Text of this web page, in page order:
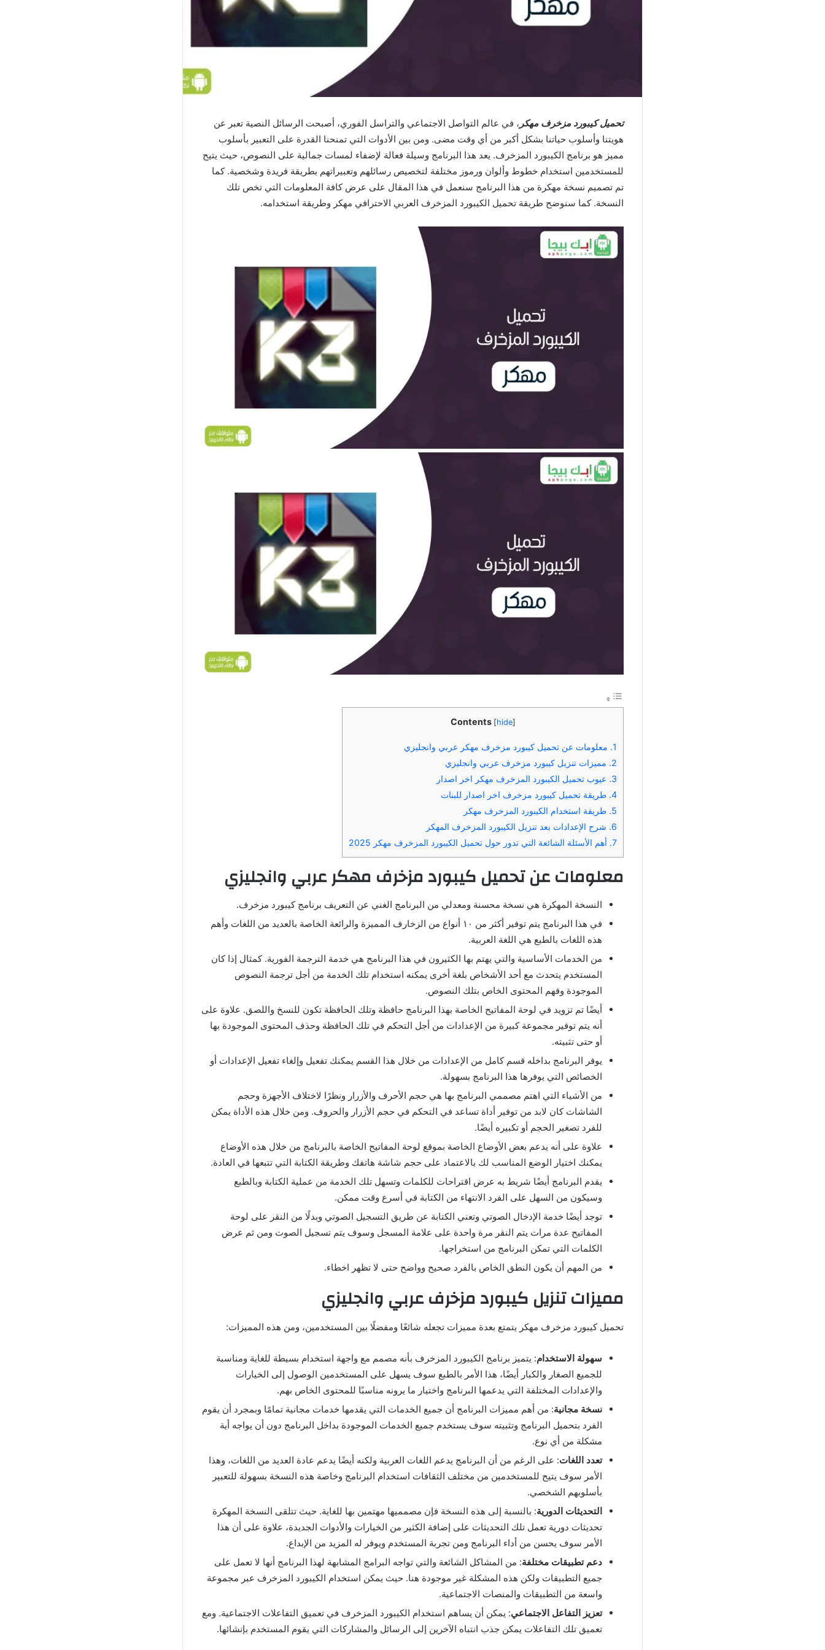
تحميل كيبورد مزخرف مهكر ، في عالم التواصل الاجتماعي والتراسل الفوري، أصبحت الرسائل النصية تعبر عن
هويتنا وأسلوب حياتنا بشكل أكبر من أي وقت مضى. ومن بين الأدوات التي تمنحنا القدرة على التعبير بأسلوب
مميز هو برنامج الكيبورد المزخرف. يعد هذا البرنامج وسيلة فعالة لإضفاء لمسات جمالية على النصوص، حيث يتيح
للمستخدمين استخدام خطوط وألوان ورموز مختلفة لتخصيص رسائلهم وتعبيراتهم بطريقة فريدة وشخصية. كما
تم تصميم نسخة مهكرة من هذا البرنامج سنعمل في هذا المقال على عرض كافة المعلومات التي تخص تلك
النسخة. كما سنوضح طريقة تحميل الكيبورد المزخرف العربي الاحترافي مهكر وطريقة استخدامه.
Contents [hide]
1. معلومات عن تحميل كيبورد مزخرف مهكر عربي وانجليزي
2. مميزات تنزيل كيبورد مزخرف عربي وانجليزي
3. عيوب تحميل الكيبورد المزخرف مهكر اخر اصدار
4. طريقة تحميل كيبورد مزخرف اخر اصدار للبنات
5. طريقة استخدام الكيبورد المزخرف مهكر
6. شرح الإعدادات بعد تنزيل الكيبورد المزخرف المهكر
7. أهم الأسئلة الشائعة التي تدور حول تحميل الكيبورد المزخرف مهكر 2025
معلومات عن تحميل كيبورد مزخرف مهكر عربي وانجليزي
النسخة المهكرة هي نسخة محسنة ومعدلي من البرنامج الغني عن التعريف برنامج كيبورد مزخرف.
في هذا البرنامج يتم توفير أكثر من ١٠ أنواع من الزخارف المميزة والرائعة الخاصة بالعديد من اللغات وأهم
هذه اللغات بالطبع هي اللغة العربية.
من الخدمات الأساسية والتي يهتم بها الكثيرون في هذا البرنامج هي خدمة الترجمة الفورية. كمثال إذا كان
المستخدم يتحدث مع أحد الأشخاص بلغة أخرى يمكنه استخدام تلك الخدمة من أجل ترجمة النصوص
الموجودة وفهم المحتوى الخاص بتلك النصوص.
أيضًا تم تزويد في لوحة المفاتيح الخاصة بهذا البرنامج حافظة وتلك الحافظة تكون للنسخ واللصق. علاوة على
أنه يتم توفير مجموعة كبيرة من الإعدادات من أجل التحكم في تلك الحافظة وحذف المحتوى الموجودة بها
أو حتى تثبيته.
يوفر البرنامج بداخله قسم كامل من الإعدادات من خلال هذا القسم يمكنك تفعيل وإلغاء تفعيل الإعدادات أو
الخصائص التي يوفرها هذا البرنامج بسهولة.
من الأشياء التي اهتم مصممي البرنامج بها هي حجم الأحرف والأزرار ونظرًا لاختلاف الأجهزة وحجم
الشاشات كان لابد من توفير أداة تساعد في التحكم في حجم الأزرار والحروف. ومن خلال هذه الأداة يمكن
للفرد تصغير الحجم أو تكبيره أيضًا.
علاوة على أنه يدعم بعض الأوضاع الخاصة بموقع لوحة المفاتيح الخاصة بالبرنامج من خلال هذه الأوضاع
يمكنك اختيار الوضع المناسب لك بالاعتماد على حجم شاشة هاتفك وطريقة الكتابة التي تتبعها في العادة.
يقدم البرنامج أيضًا شريط به عرض اقتراحات للكلمات وتسهل تلك الخدمة من عملية الكتابة وبالطبع
وسيكون من السهل على الفرد الانتهاء من الكتابة في أسرع وقت ممكن.
توجد أيضًا خدمة الإدخال الصوتي وتعني الكتابة عن طريق التسجيل الصوتي وبدلًا من النقر على لوحة
المفاتيح عدة مرات يتم النقر مرة واحدة على علامة المسجل وسوف يتم تسجيل الصوت ومن ثم عرض
الكلمات التي تمكن البرنامج من استخراجها.
من المهم أن يكون النطق الخاص بالفرد صحيح وواضح حتى لا تظهر اخطاء.
مميزات تنزيل كيبورد مزخرف عربي وانجليزي
تحميل كيبورد مزخرف مهكر يتمتع بعدة مميزات تجعله شائعًا ومفضلًا بين المستخدمين، ومن هذه المميزات:
سهولة الاستخدام: يتميز برنامج الكيبورد المزخرف بأنه مصمم مع واجهة استخدام بسيطة للغاية ومناسبة
للجميع الصغار والكبار أيضًا، هذا الأمر بالطبع سوف يسهل على المستخدمين الوصول إلى الخيارات
والإعدادات المختلفة التي يدعمها البرنامج واختيار ما يرونه مناسبًا للمحتوى الخاص بهم.
نسخة مجانية: من أهم مميزات البرنامج أن جميع الخدمات التي يقدمها خدمات مجانية تمامًا وبمجرد أن يقوم
الفرد بتحميل البرنامج وتثبيته سوف يستخدم جميع الخدمات الموجودة بداخل البرنامج دون أن يواجه أية
مشكلة من أي نوع.
تعدد اللغات: على الرغم من أن البرنامج يدعم اللغات العربية ولكنه أيضًا يدعم عادة العديد من اللغات، وهذا
الأمر سوف يتيح للمستخدمين من مختلف الثقافات استخدام البرنامج وخاصة هذه النسخة بسهولة للتعبير
بأسلوبهم الشخصي.
التحديثات الدورية: بالنسبة إلى هذه النسخة فإن مصمميها مهتمين بها للغاية. حيث تتلقى النسخة المهكرة
تحديثات دورية تعمل تلك التحديثات على إضافة الكثير من الخيارات والأدوات الجديدة، علاوة على أن هذا
الأمر سوف يحسن من أداء البرنامج ومن تجربة المستخدم ويوفر له المزيد من الإبداع.
دعم تطبيقات مختلفة: من المشاكل الشائعة والتي تواجه البرامج المشابهة لهذا البرنامج أنها لا تعمل على
جميع التطبيقات ولكن هذه المشكلة غير موجودة هنا. حيث يمكن استخدام الكيبورد المزخرف عبر مجموعة
واسعة من التطبيقات والمنصات الاجتماعية.
تعزيز التفاعل الاجتماعي: يمكن أن يساهم استخدام الكيبورد المزخرف في تعميق التفاعلات الاجتماعية. ومع
تعميق تلك التفاعلات يمكن جذب انتباه الآخرين إلى الرسائل والمشاركات التي يقوم المستخدم بإنشائها.